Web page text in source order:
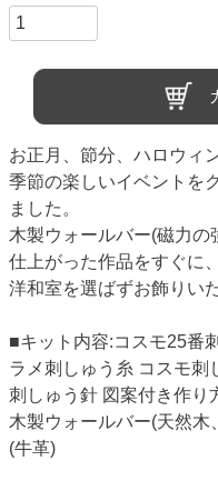
お正月、節分、ハロウィ
季節の楽しいイベントを
ました。
木製ウォールバー(磁力の
仕上がった作品をすぐに
洋和室を選ばずお飾りい
■キット内容:コスモ25番
ラメ刺しゅう糸 コスモ刺
刺しゅう針 図案付き作り
木製ウォールバー(天然木
(牛革)